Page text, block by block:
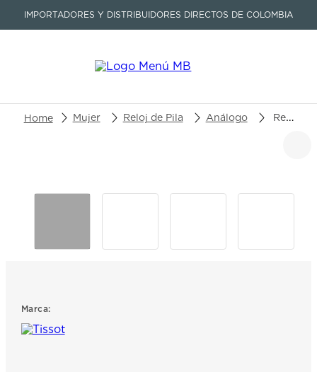
IMPORTADORES Y DISTRIBUIDORES DIRECTOS DE COLOMBIA
Buscar un producto o artículo
Mujer Reloj de Pila Análogo Reloj Tissot Seastar 1000 T120.217.17.011.00
Marca:
4.
integral